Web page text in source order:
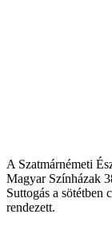
A Szatmárnémeti
Magyar Színházak
Suttogás a sötétben
rendezett.